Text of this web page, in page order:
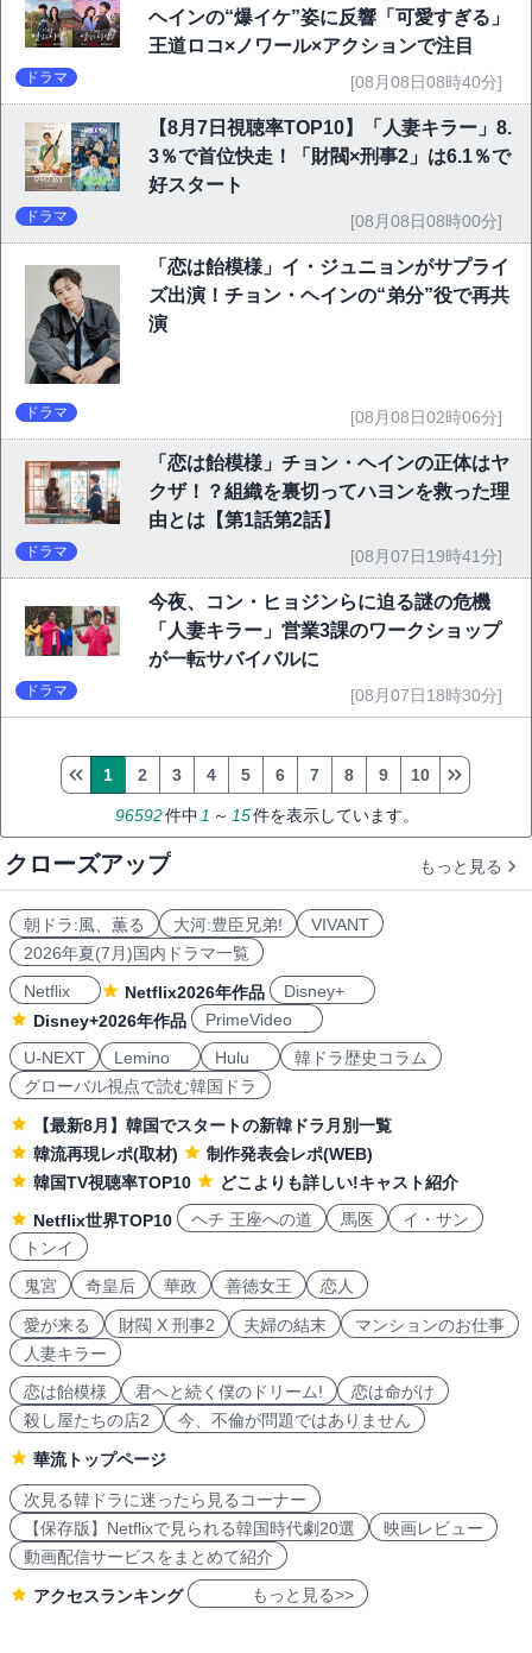
ヘインの“爆イケ”姿に反響「可愛すぎる」
王道ロコ×ノワール×アクションで注目
ドラマ [08月08日08時40分]
【8月7日視聴率TOP10】「人妻キラー」8.
3％で首位快走！「財閥×刑事2」は6.1％で
好スタート
ドラマ [08月08日08時00分]
「恋は飴模様」イ・ジュニョンがサプライ
ズ出演！チョン・ヘインの“弟分”役で再共
演
ドラマ [08月08日02時06分]
「恋は飴模様」チョン・ヘインの正体はヤ
クザ！？組織を裏切ってハヨンを救った理
由とは【第1話第2話】
ドラマ [08月07日19時41分]
今夜、コン・ヒョジンらに迫る謎の危機
「人妻キラー」営業3課のワークショップ
が一転サバイバルに
ドラマ [08月07日18時30分]
96592件中 1 ～ 15件を表示しています。
1 2 3 4 5 6 7 8 9 10
クローズアップ もっと見る
朝ドラ:風、薫る 大河:豊臣兄弟!
VIVANT
2026年夏(7月)国内ドラマ一覧
Netflix
Netflix2026年作品
Disney+
Disney+2026年作品
PrimeVideo
U-NEXT
Lemino Hulu
韓ドラ歴史コラム
グローバル視点で読む韓国ドラ
【最新8月】韓国でスタートの新韓ドラ月別一覧
韓流再現レポ(取材)
制作発表会レポ(WEB)
韓国TV視聴率TOP10
どこよりも詳しい!キャスト紹介
Netflix世界TOP10
ヘチ 王座への道 馬医
イ・サン
トンイ
鬼宮
奇皇后 華政 善徳女王 恋人
愛が来る 財閥 X 刑事2 夫婦の結末
マンションのお仕事
人妻キラー
恋は飴模様
君へと続く僕のドリーム!
恋は命がけ
殺し屋たちの店2
今、不倫が問題ではありません
華流トップページ
次見る韓ドラに迷ったら見るコーナー
【保存版】Netflixで見られる韓国時代劇20選
映画レビュー
動画配信サービスをまとめて紹介
アクセスランキング もっと見る>>